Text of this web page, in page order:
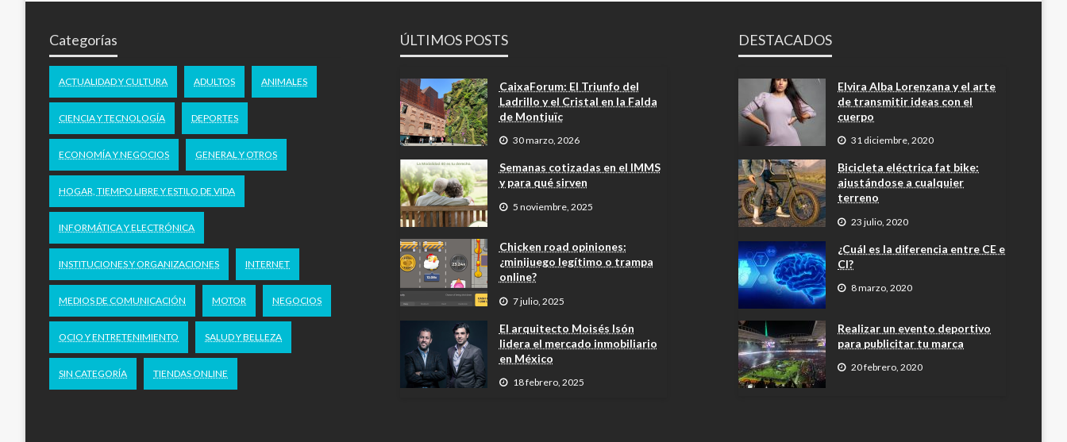
Categorías
ACTUALIDAD Y CULTURA ADULTOS ANIMALES
CIENCIA Y TECNOLOGÍA DEPORTES
ECONOMÍA Y NEGOCIOS GENERAL Y OTROS
HOGAR, TIEMPO LIBRE Y ESTILO DE VIDA
INFORMÁTICA Y ELECTRÓNICA
INSTITUCIONES Y ORGANIZACIONES INTERNET
MEDIOS DE COMUNICACIÓN MOTOR NEGOCIOS
OCIO Y ENTRETENIMIENTO SALUD Y BELLEZA
SIN CATEGORÍA TIENDAS ONLINE
ÚLTIMOS POSTS
CaixaForum: El Triunfo del
Ladrillo y el Cristal en la Falda
de Montjuïc
30 marzo, 2026
Semanas cotizadas en el IMMS
y para qué sirven
5 noviembre, 2025
Chicken road opiniones:
¿minijuego legítimo o trampa
online?
7 julio, 2025
El arquitecto Moisés Isón
lidera el mercado inmobiliario
en México
18 febrero, 2025
DESTACADOS
Elvira Alba Lorenzana y el arte
de transmitir ideas con el
cuerpo
31 diciembre, 2020
Bicicleta eléctrica fat bike:
ajustándose a cualquier
terreno
23 julio, 2020
¿Cuál es la diferencia entre CE e
CI?
8 marzo, 2020
Realizar un evento deportivo
para publicitar tu marca
20 febrero, 2020